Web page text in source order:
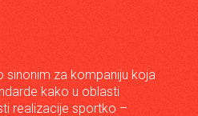
sinonim za kompaniju koja
kako u oblasti
realizacije sportko –